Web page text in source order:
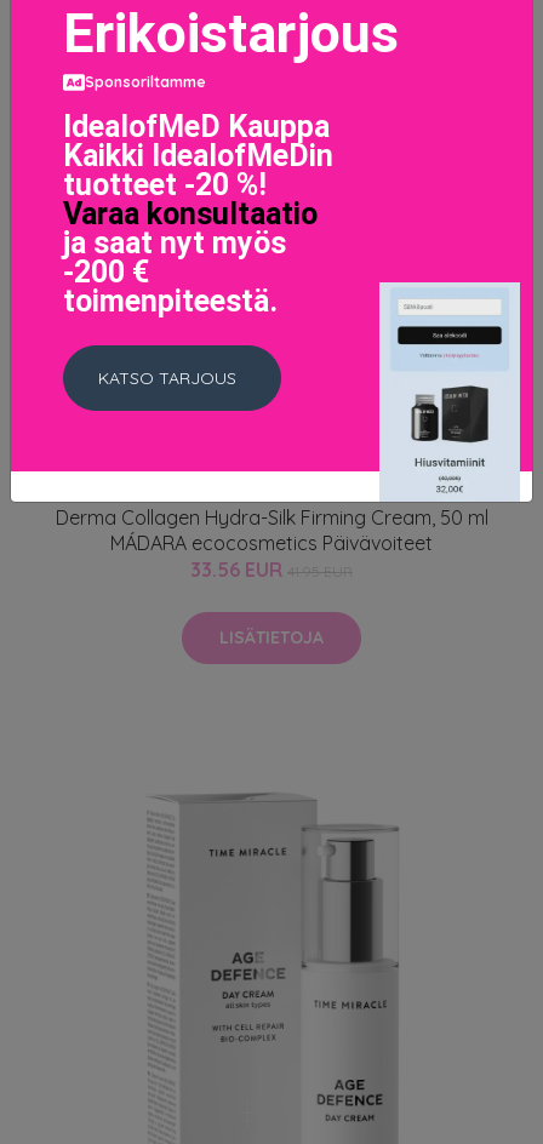
Derma Collagen Hydra-Silk Firming Cream, 50 ml
MÁDARA ecocosmetics Päivävoiteet
33.56 EUR
LISÄTIETOJA
Erikoistarjous
Sponsoriltamme
IdealofMeD Kauppa
Kaikki IdealofMeDin
tuotteet -20 %!
Varaa konsultaatio
ja saat nyt myös
-200 €
toimenpiteestä.
KATSO TARJOUS